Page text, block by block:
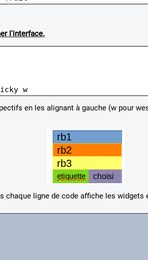
l'interface.
sticky w
en les alignant à gauche (w pour
chaque ligne de code affiche les widgets